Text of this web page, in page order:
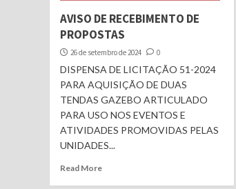
AVISO DE RECEBIMENTO DE
PROPOSTAS
26 de setembro de 2024 0
DISPENSA DE LICITAÇÃO 51-2024
PARA AQUISIÇÃO DE DUAS
TENDAS GAZEBO ARTICULADO
PARA USO NOS EVENTOS E
ATIVIDADES PROMOVIDAS PELAS
UNIDADES...
Read More